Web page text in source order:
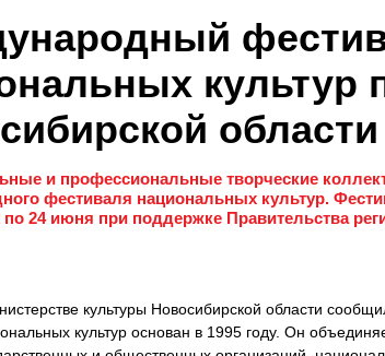
культур
области
и профессиональные творческие
фестиваля национальных культур.
по 24 июня при поддержке Правительства
культуры Новосибирской области
культур основан в 1995 году. Он